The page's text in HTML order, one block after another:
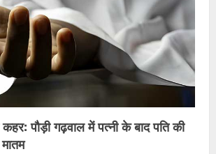
पौड़ी गढ़वाल में पत्नी के बाद पति की